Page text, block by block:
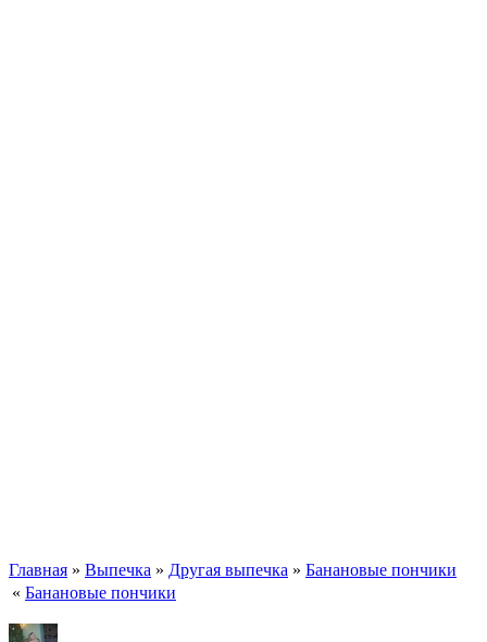
Главная » Выпечка » Другая выпечка » Банановые пончики
« Банановые пончики